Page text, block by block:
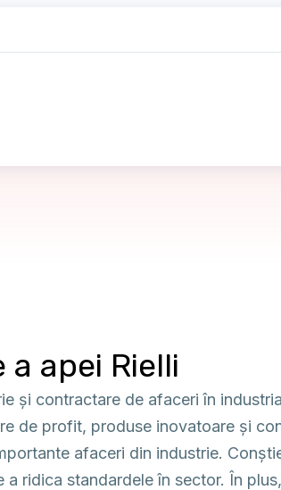
apei Rielli
și contractare de afaceri în
de profit, produse inovatoare și
afaceri din industrie.
ridica standardele în sector. În